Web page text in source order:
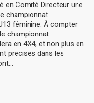
en Comité Directeur une
championnat
féminine. À compter
championnat
en 4X4, et non plus en
précisés dans les